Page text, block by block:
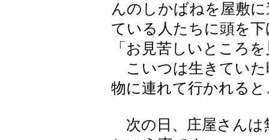
んのしかばねを屋敷
ている人たちに頭を
「お見苦しいところ
こいつは生きていた
物に連れて行かれる
次の日、庄屋さんは